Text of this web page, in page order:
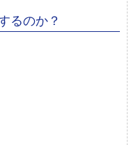
るのか？